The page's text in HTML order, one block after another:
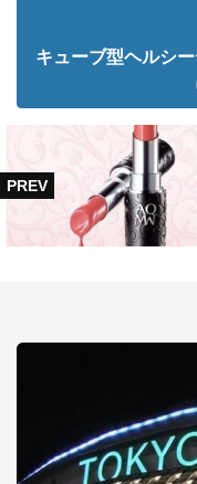
キューブ型ヘルシ